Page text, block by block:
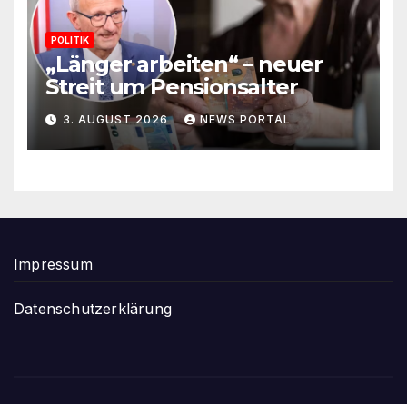
POLITIK
„Länger arbeiten“ – neuer
Streit um Pensionsalter
3. AUGUST 2026 NEWS PORTAL
Impressum
Datenschutzerklärung